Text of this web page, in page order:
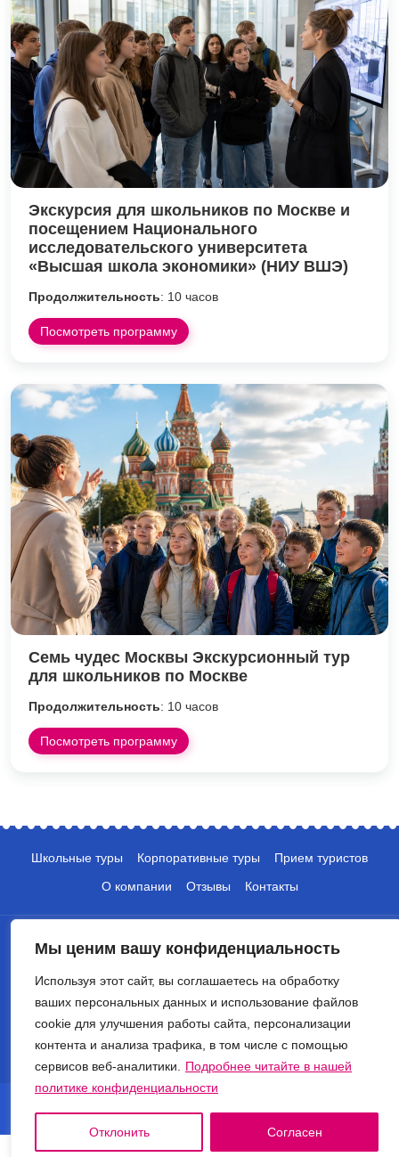
Мы ценим вашу конфиденциальность
Используя этот сайт, вы соглашаетесь на обработку
ваших персональных данных и использование файлов
cookie для улучшения работы сайта, персонализации
контента и анализа трафика, в том числе с помощью
сервисов веб-аналитики.
Подробнее читайте в нашей
политике конфиденциальности
Отклонить Согласен
Экскурсия для школьников по Москве и
посещением Национального
исследовательского университета
«Высшая школа экономики» (НИУ ВШЭ)
Продолжительность: 10 часов
Посмотреть программу
Семь чудес Москвы Экскурсионный тур
для школьников по Москве
Продолжительность: 10 часов
Посмотреть программу
Школьные туры Корпоративные туры
Прием туристов
О компании
Отзывы Контакты
+7 (495) 135-10-05
info@crocus-travel.ru
© 2026 Туроператор Крокус. Все права защищены.